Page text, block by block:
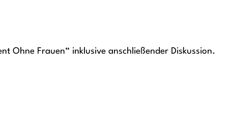
Ohne Frauen“ inklusive anschließender Diskussion.